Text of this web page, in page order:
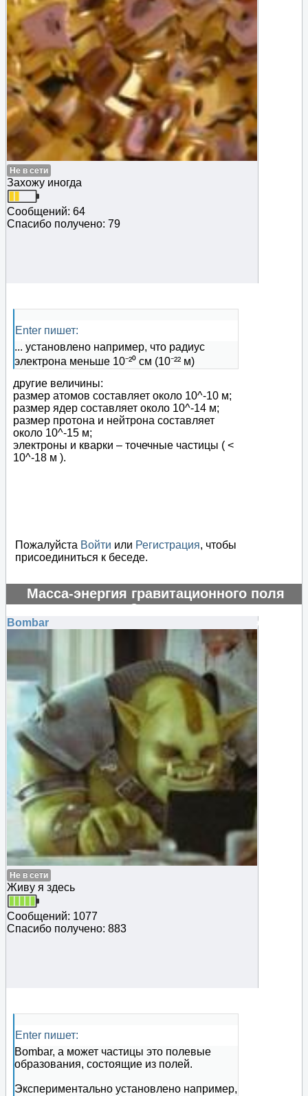
Не в сети
Захожу иногда
Сообщений: 64
Спасибо получено: 79
Enter пишет:
... установлено например, что радиус
электрона меньше 10⁻²⁰ см (10⁻²² м)
другие величины:
размер атомов составляет около 10^-10 м;
размер ядер составляет около 10^-14 м;
размер протона и нейтрона составляет
около 10^-15 м;
электроны и кварки – точечные частицы ( <
10^-18 м ).
Пожалуйста Войти или Регистрация, чтобы
присоединиться к беседе.
Масса-энергия гравитационного поля
отрицательная?
#130862
Bombar
Не в сети
Живу я здесь
Сообщений: 1077
Спасибо получено: 883
Enter пишет:
Bombar, а может частицы это полевые
образования, состоящие из полей.
Экспериментально установлено например,